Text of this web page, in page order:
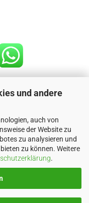
und andere
auch von
der Website zu
zu analysieren und
zu können. Weitere
.